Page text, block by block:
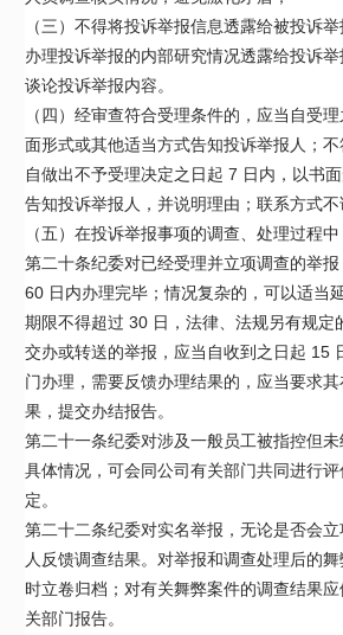
（三）不得将投诉举报信息透露给被投诉
办理投诉举报的内部研究情况透露给投诉
谈论投诉举报内容。
（四）经审查符合受理条件的，应当自受
面形式或其他适当方式告知投诉举报人；
自做出不予受理决定之日起 7 日内，以书
告知投诉举报人，并说明理由；联系方式不
（五）在投诉举报事项的调查、处理过程中
第二十条纪委对已经受理并立项调查的举
60 日内办理完毕；情况复杂的，可以适当
期限不得超过 30 日，法律、法规另有规定
交办或转送的举报，应当自收到之日起 15
门办理，需要反馈办理结果的，应当要求
果，提交办结报告。
第二十一条纪委对涉及一般员工被指控但
具体情况，可会同公司有关部门共同进行
定。
第二十二条纪委对实名举报，无论是否会
人反馈调查结果。对举报和调查处理后的
时立卷归档；对有关舞弊案件的调查结果
关部门报告。